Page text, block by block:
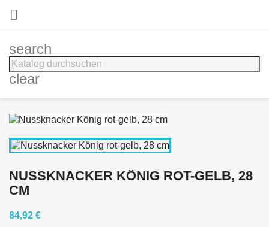

search
clear
NUSSKNACKER KÖNIG ROT-GELB, 28
CM
84,92 €